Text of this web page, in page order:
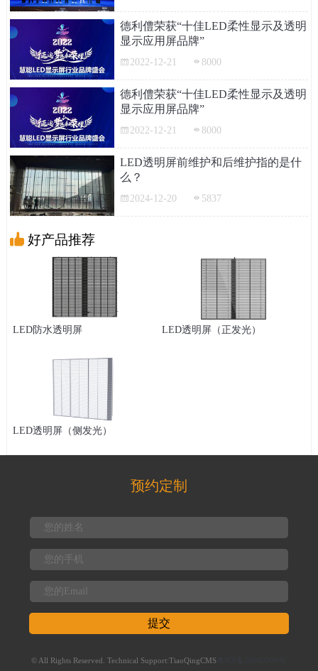
德利僼荣获“十佳LED柔性显示及透明
显示应用屏品牌”
2022-12-21 8000
德利僼荣获“十佳LED柔性显示及透明
显示应用屏品牌”
2022-12-21 8000
LED透明屏前维护和后维护指的是什
么？
2024-12-20 5837
好产品推荐
LED防水透明屏 LED透明屏（正发光）
LED透明屏（侧发光）
预约定制
提交
© All Rights Reserved. Technical Support:TiaoQingCMS